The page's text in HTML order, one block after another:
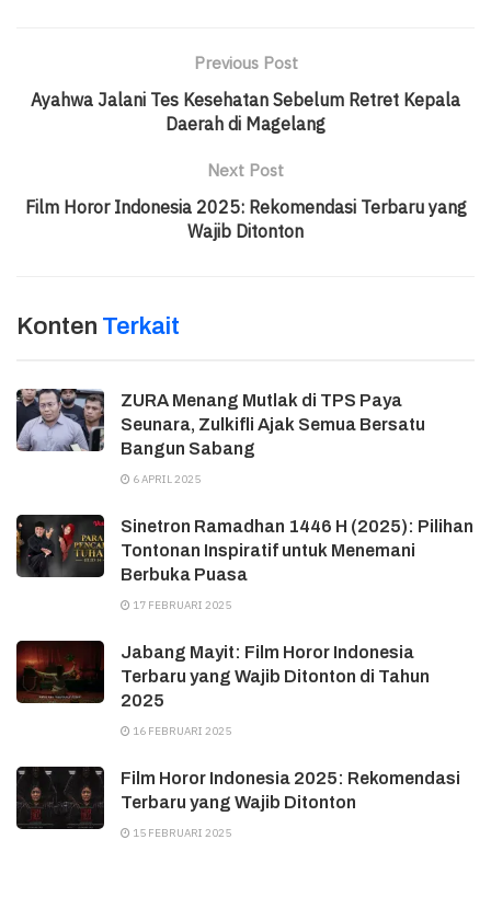
Previous Post
Ayahwa Jalani Tes Kesehatan Sebelum Retret Kepala
Daerah di Magelang
Next Post
Film Horor Indonesia 2025: Rekomendasi Terbaru yang
Wajib Ditonton
Konten Terkait
ZURA Menang Mutlak di TPS Paya
Seunara, Zulkifli Ajak Semua Bersatu
Bangun Sabang
6 APRIL 2025
Sinetron Ramadhan 1446 H (2025): Pilihan
Tontonan Inspiratif untuk Menemani
Berbuka Puasa
17 FEBRUARI 2025
Jabang Mayit: Film Horor Indonesia
Terbaru yang Wajib Ditonton di Tahun
2025
16 FEBRUARI 2025
Film Horor Indonesia 2025: Rekomendasi
Terbaru yang Wajib Ditonton
15 FEBRUARI 2025